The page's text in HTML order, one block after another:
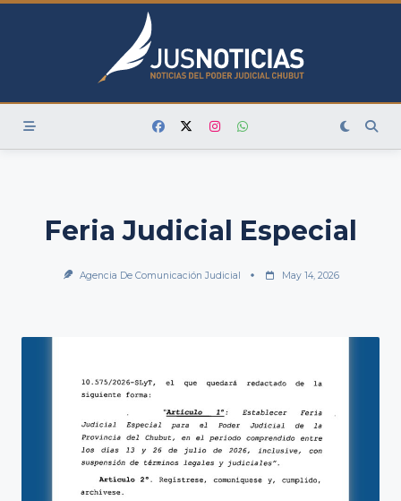
Skip
Feria Judicial Especial
Agencia De Comunicación Judicial May 14, 2026